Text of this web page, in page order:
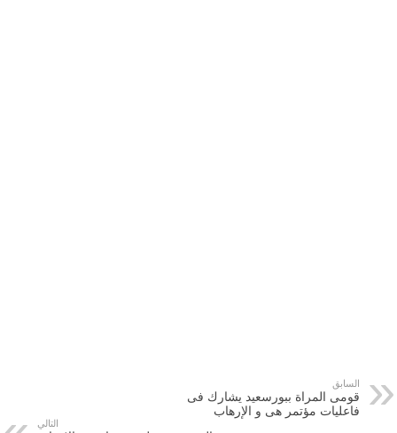
السابق
قومى المراة ببورسعيد يشارك فى
فاعليات مؤتمر هى و الإرهاب
التالي